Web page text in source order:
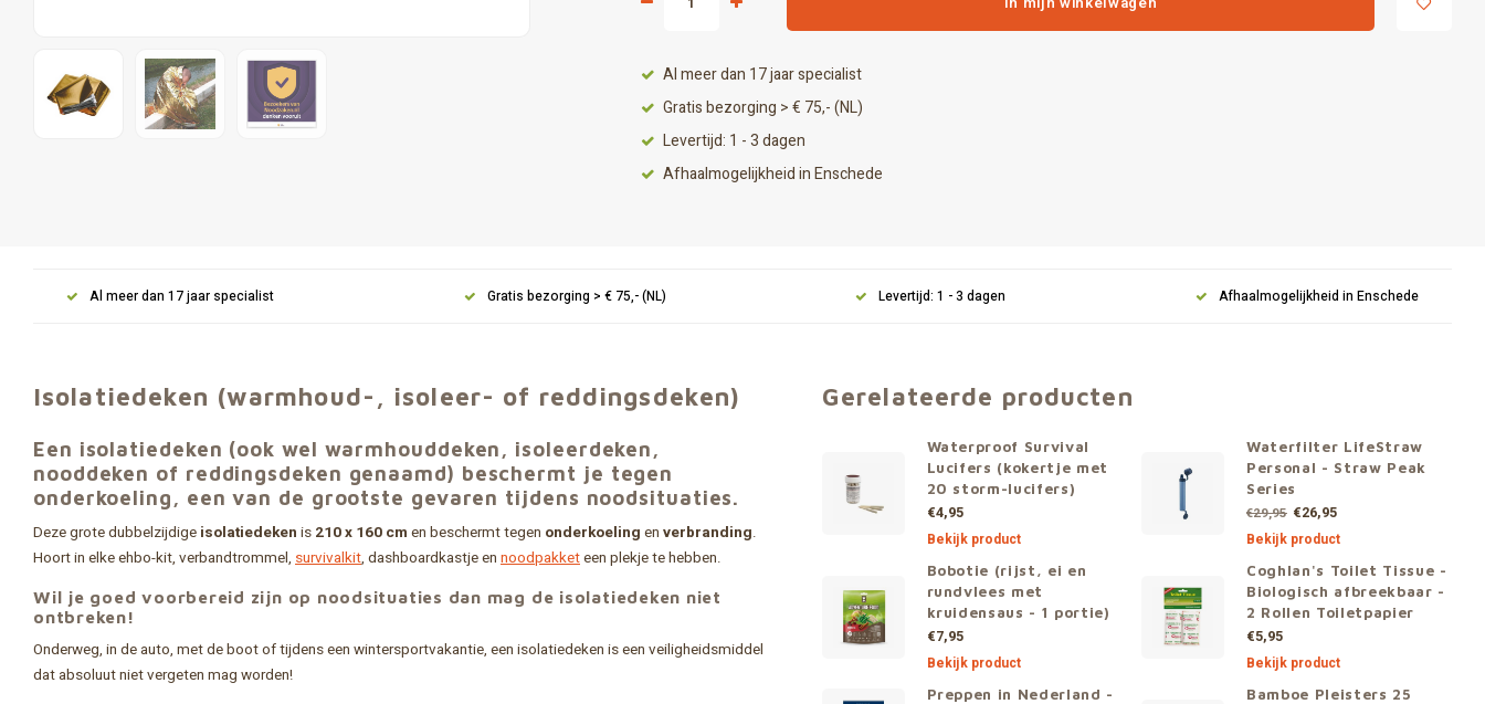
Al meer dan 17 jaar specialist
Gratis bezorging > € 75,- (NL)
Levertijd: 1 - 3 dagen
Afhaalmogelijkheid in Enschede
Al meer dan 17 jaar specialist Gratis bezorging > € 75,- (NL) Levertijd: 1 - 3 dagen Afhaalmogelijkheid in Enschede
Isolatiedeken (warmhoud-, isoleer- of reddingsdeken)
Een isolatiedeken (ook wel warmhouddeken, isoleerdeken,
nooddeken of reddingsdeken genaamd) beschermt je tegen
onderkoeling, een van de grootste gevaren tijdens noodsituaties.
Deze grote dubbelzijdige isolatiedeken is 210 x 160 cm en beschermt tegen onderkoeling en verbranding.
Hoort in elke ehbo-kit, verbandtrommel, survivalkit, dashboardkastje en noodpakketeen plekje te hebben.
Wil je goed voorbereid zijn op noodsituaties dan mag de isolatiedeken niet
ontbreken!
Onderweg, in de auto, met de boot of tijdens een wintersportvakantie, een isolatiedeken is een veiligheidsmiddel
dat absoluut niet vergeten mag worden!
Gerelateerde producten
Waterproof Survival
Lucifers (kokertje met
20 storm-lucifers)
€4,95
Bekijk product
Waterfilter LifeStraw
Personal - Straw Peak
Series
€29,95 €26,95
Bekijk product
Bobotie (rijst, ei en
rundvlees met
kruidensaus - 1 portie)
€7,95
Bekijk product
Coghlan's Toilet Tissue -
Biologisch afbreekbaar -
2 Rollen Toiletpapier
€5,95
Bekijk product
Preppen in Nederland -
Bamboe Pleisters 25